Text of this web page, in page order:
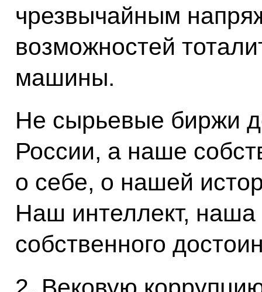
чрезвычайным
возможностей
машины.
Не сырьевые биржи
России, а наше
о себе, о нашей
Наш интеллект, наша
собственного